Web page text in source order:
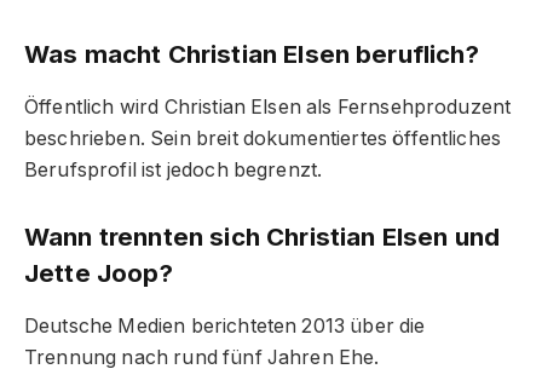
Was macht Christian Elsen beruflich?
Öffentlich wird Christian Elsen als Fernsehproduzent
beschrieben. Sein breit dokumentiertes öffentliches
Berufsprofil ist jedoch begrenzt.
Wann trennten sich Christian Elsen und
Jette Joop?
Deutsche Medien berichteten 2013 über die
Trennung nach rund fünf Jahren Ehe.